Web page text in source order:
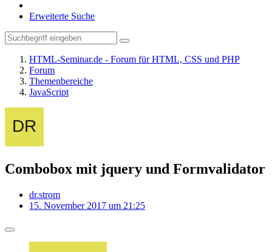
Erweiterte Suche
HTML-Seminar.de - Forum für HTML, CSS und PHP
Forum
Themenbereiche
JavaScript
Combobox mit jquery und Formvalidator
dr.strom
15. November 2017 um 21:25